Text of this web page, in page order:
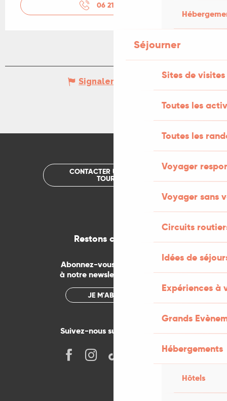
Séjourner
Sites de visites
Toutes les
Toutes les
Voyager
Voyager sans
Circuits
Idées de
Expériences à
Grands
Hébergements
Hôtels
06 21 90 59
Signaler une erreur
CONTACTER UN OFFICE DE
TOURISME
Restons connectés
Abonnez-vous gratuitement
à notre newsletter mensuelle
JE M'ABONNE
Suivez-nous sur les réseaux !